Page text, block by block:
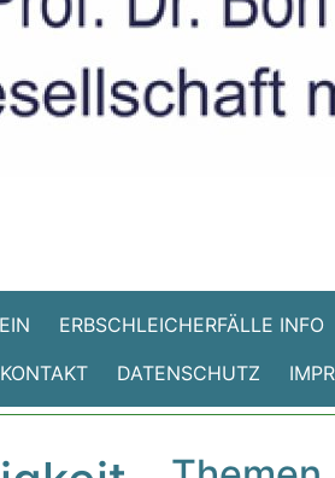
ERBSCHLEICHERFÄLLE INFO
KONTAKT DATENSCHUTZ